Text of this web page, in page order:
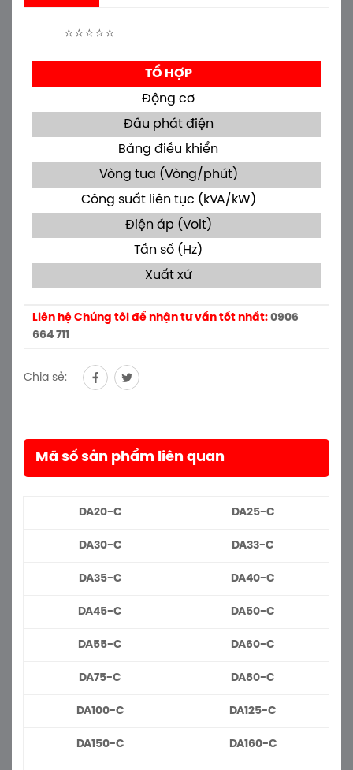
⭐⭐⭐⭐⭐
TỔ HỢP
Động cơ
Đầu phát điện
Bảng điều khiển
Vòng tua (Vòng/phút)
Công suất liên tục (kVA/kW)
Điện áp (Volt)
Tần số (Hz)
Xuất xứ
Liên hệ Chúng tôi để nhận tư vấn tốt nhất: 0906
664 711
Chia sẻ:
Mã số sản phẩm liên quan
DA20-C DA25-C
DA30-C DA33-C
DA35-C DA40-C
DA45-C DA50-C
DA55-C DA60-C
DA75-C DA80-C
DA100-C DA125-C
DA150-C DA160-C